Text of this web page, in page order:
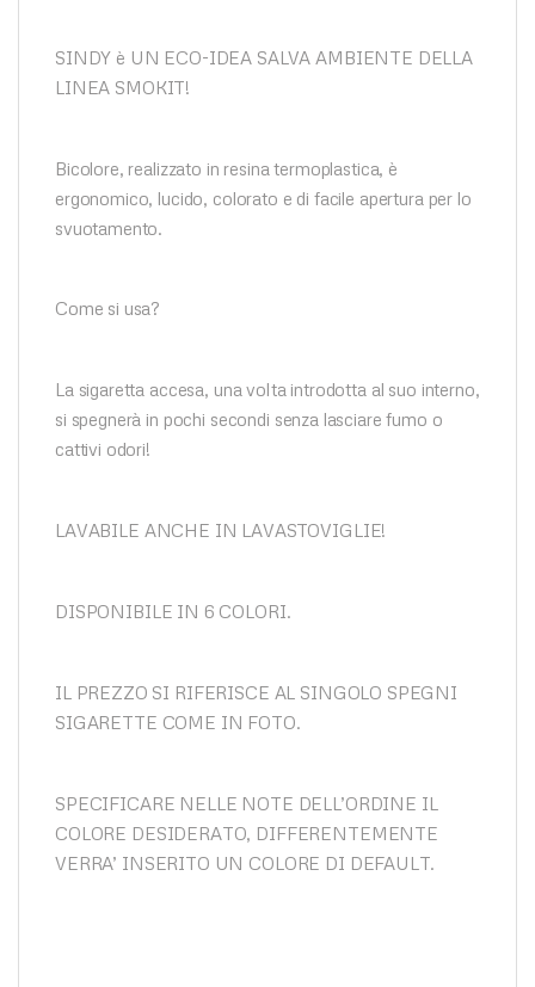
SINDY è UN ECO-IDEA SALVA AMBIENTE DELLA
LINEA SMOKIT!
Bicolore, realizzato in resina termoplastica, è
ergonomico, lucido, colorato e di facile apertura per lo
svuotamento.
Come si usa?
La sigaretta accesa, una volta introdotta al suo interno,
si spegnerà in pochi secondi senza lasciare fumo o
cattivi odori!
LAVABILE ANCHE IN LAVASTOVIGLIE!
DISPONIBILE IN 6 COLORI.
IL PREZZO SI RIFERISCE AL SINGOLO SPEGNI
SIGARETTE COME IN FOTO.
SPECIFICARE NELLE NOTE DELL’ORDINE IL
COLORE DESIDERATO, DIFFERENTEMENTE
VERRA’ INSERITO UN COLORE DI DEFAULT.